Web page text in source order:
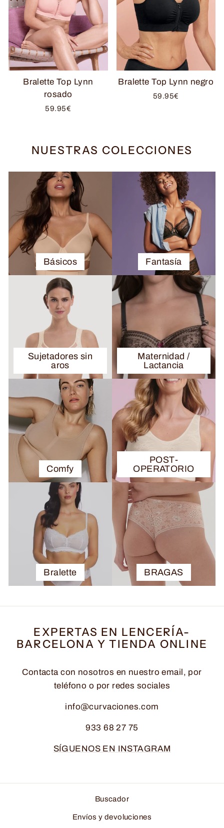
Bralette Top Lynn
rosado
59.95€
Bralette Top Lynn negro
59.95€
NUESTRAS COLECCIONES
Básicos Fantasía
Sujetadores sin
aros
Maternidad /
Lactancia
Comfy
POST-
OPERATORIO
Bralette BRAGAS
EXPERTAS EN LENCERÍA-
BARCELONA Y TIENDA ONLINE
Contacta con nosotros en nuestro email, por
teléfono o por redes sociales
info@curvaciones.com
933 68 27 75
SÍGUENOS EN INSTAGRAM
Buscador
Envíos y devoluciones